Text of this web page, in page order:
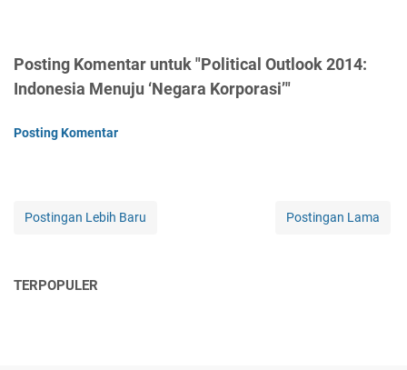
Posting Komentar untuk "Political Outlook 2014:
Indonesia Menuju ‘Negara Korporasi’"
Posting Komentar
Postingan Lebih Baru Postingan Lama
TERPOPULER